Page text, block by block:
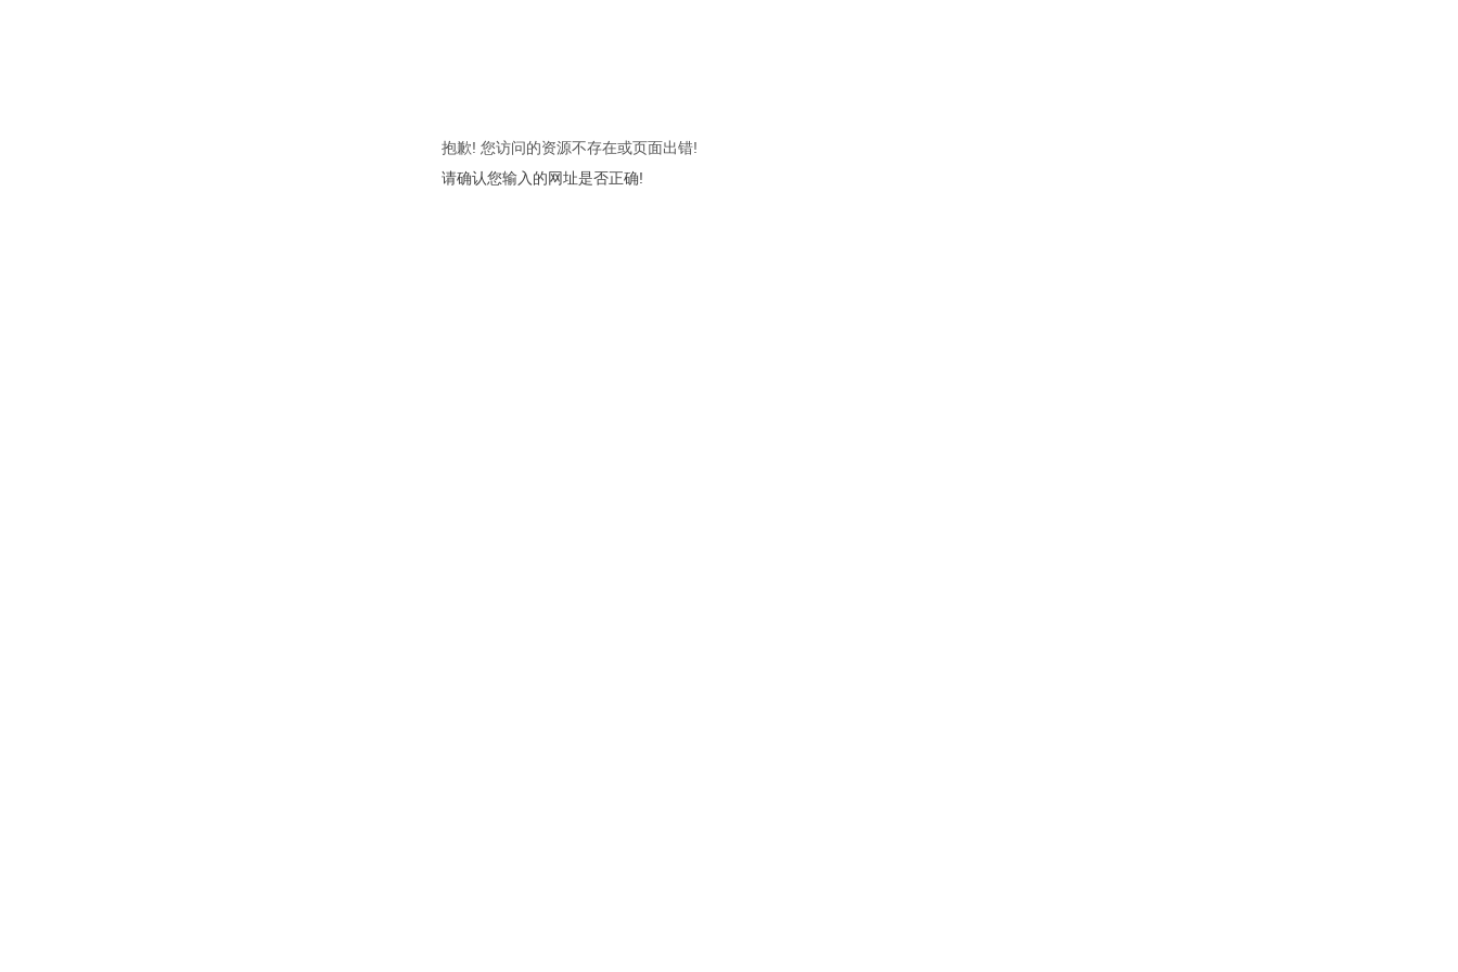
抱歉! 您访问的资源不存在或页面出错!
请确认您输入的网址是否正确!